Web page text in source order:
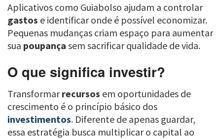
Aplicativos como Guiabolso ajudam a controlar
gastos e identificar onde é possível economizar.
Pequenas mudanças criam espaço para aumentar
sua poupança sem sacrificar qualidade de vida.
O que significa investir?
Transformarrecursos em oportunidades de
crescimento é o princípio básico dos
investimentos. Diferente de apenas guardar,
essa estratégia busca multiplicar o capital ao